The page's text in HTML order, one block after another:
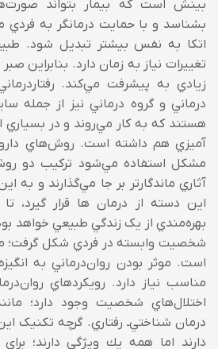
بينش است که بيمار بتواند
بشناسد و با حمايت درمانگر به فردي
اتکا به نفس بيشتر تبديل شود.
تغييرات نياز به زمان دارد. بنابراين
زيادي به پيشرفت مي‌‌کند.
درماني و گروه درماني نيز از جمله
هستند که به کار مي‌‌روند و در بسياري
آميزي هم داشته است. روش‌هاي
مشکل استفاده مي‌‌شود ترکیب دو
آثاري ماندگارتر بر جا مي‌‌گذارند و به
اين دسته از درمان ها قرار گيرد،
بهره‌مندي از يک زندگي طبيعي خواهد
شخصيت وابسته در فردي شکل گرفت؛
است. موثر بودن روان‌درماني به
مناسب نياز دارد. رويکردهاي
اختلال‌هاي شخصيت وجود دارد؛
درمان شناختي‌ـ رفتاري. گرچه تکنيک
دارند اما همه يك ويژگي دارند؛